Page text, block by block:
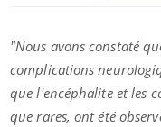
"Nous avons constaté
complications
que l'encéphalite et les
que rares, ont été